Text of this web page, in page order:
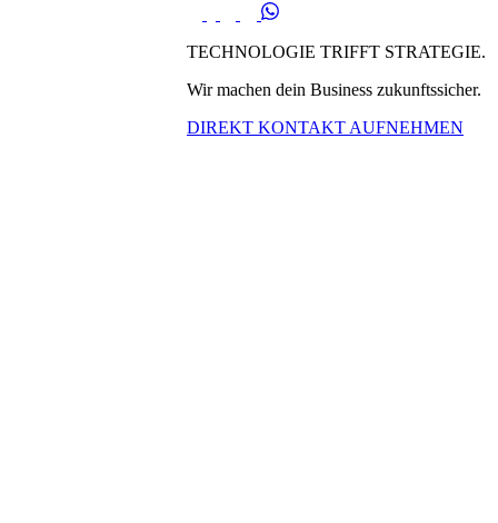
TECHNOLOGIE TRIFFT STRATEGIE.
Wir machen dein Business zukunftssicher.
DIREKT KONTAKT AUFNEHMEN